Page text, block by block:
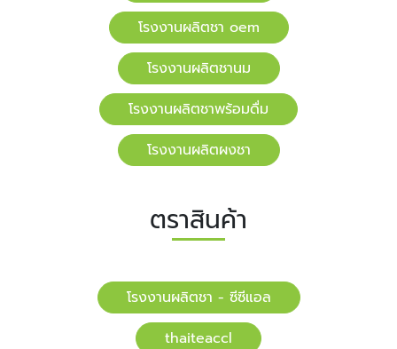
โรงงานผลิตชา oem
โรงงานผลิตชานม
โรงงานผลิตชาพร้อมดื่ม
โรงงานผลิตผงชา
ตราสินค้า
โรงงานผลิตชา - ซีซีแอล
​​thaiteaccl